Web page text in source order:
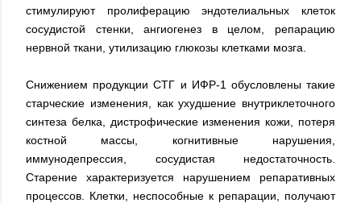
стимулируют пролиферацию эндотелиальных клеток
сосудистой стенки, ангиогенез в целом, репарацию
нервной ткани, утилизацию глюкозы клетками мозга.
Снижением продукции СТГ и ИФР-1 обусловлены такие
старческие изменения, как ухудшение внутриклеточного
синтеза белка, дистрофические изменения кожи, потеря
костной массы, когнитивные нарушения,
иммунодепрессия, сосудистая недостаточность.
Старение характеризуется нарушением репаративных
процессов. Клетки, неспособные к репарации, получают